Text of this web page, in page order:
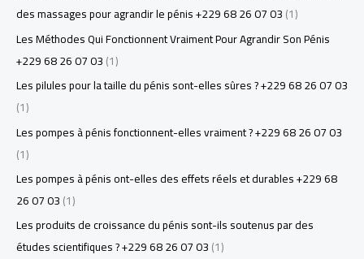
des massages pour agrandir le pénis +229 68 26 07 03(1)
Les Méthodes Qui Fonctionnent Vraiment Pour Agrandir Son Pénis
+229 68 26 07 03(1)
Les pilules pour la taille du pénis sont-elles sûres ? +229 68 26 07 03
(1)
Les pompes à pénis fonctionnent-elles vraiment ? +229 68 26 07 03
(1)
Les pompes à pénis ont-elles des effets réels et durables +229 68
26 07 03(1)
Les produits de croissance du pénis sont-ils soutenus par des
études scientifiques ? +229 68 26 07 03(1)